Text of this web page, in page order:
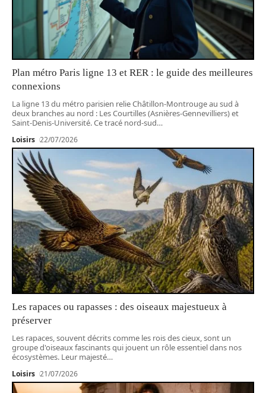
Plan métro Paris ligne 13 et RER : le guide des meilleures
connexions
La ligne 13 du métro parisien relie Châtillon-Montrouge au sud à
deux branches au nord : Les Courtilles (Asnières-Gennevilliers) et
Saint-Denis-Université. Ce tracé nord-sud…
Loisirs 22/07/2026
Les rapaces ou rapasses : des oiseaux majestueux à
préserver
Les rapaces, souvent décrits comme les rois des cieux, sont un
groupe d'oiseaux fascinants qui jouent un rôle essentiel dans nos
écosystèmes. Leur majesté…
Loisirs 21/07/2026